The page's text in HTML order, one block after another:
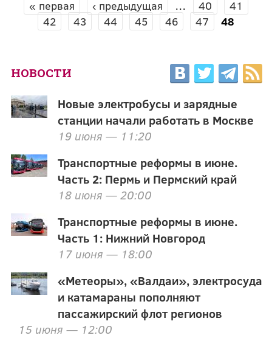
СТРАНИЦЫ
« первая ‹ предыдущая … 40
41
42
43 44 45 46 47 48
НОВОСТИ
Новые электробусы и зарядные
станции начали работать в Москве
19 июня — 11:20
Транспортные реформы в июне.
Часть 2: Пермь и Пермский край
18 июня — 20:00
Транспортные реформы в июне.
Часть 1: Нижний Новгород
17 июня — 18:00
«Метеоры», «Валдаи», электросуда
и катамараны пополняют
пассажирский флот регионов
15 июня — 12:00